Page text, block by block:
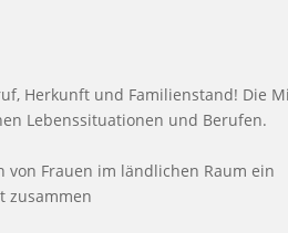
Herkunft und Familienstand! Die
Lebenssituationen und Berufen.
Frauen im ländlichen Raum ein
zusammen